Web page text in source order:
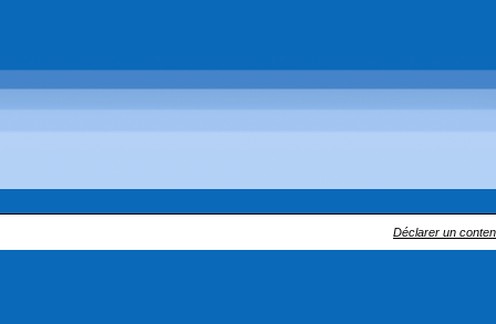
Déclarer un